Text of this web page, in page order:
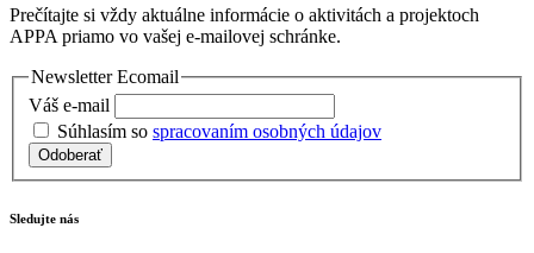
Prečítajte si vždy aktuálne informácie o aktivitách a projektoch
APPA priamo vo vašej e-mailovej schránke.
Newsletter Ecomail
Váš e-mail
Súhlasím so spracovaním osobných údajov
Odoberať
Sledujte nás